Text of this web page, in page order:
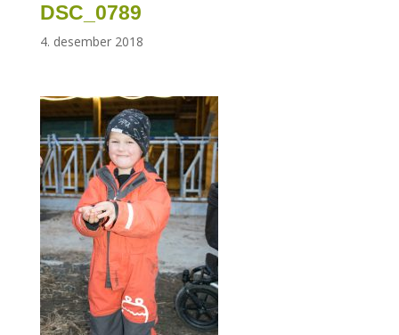
DSC_0789
4. desember 2018